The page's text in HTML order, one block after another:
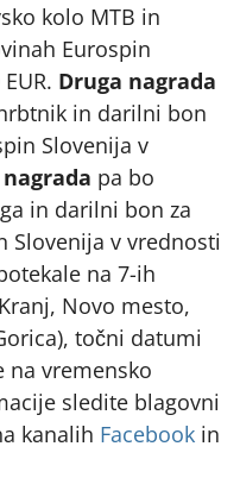
kolo MTB in
Eurospin
Druga nagrada
in darilni bon
Slovenija v
pa bo
in darilni bon za
Slovenija v vrednosti
na 7-ih
Novo mesto,
točni datumi
na vremensko
sledite blagovni
kanalih Facebook in